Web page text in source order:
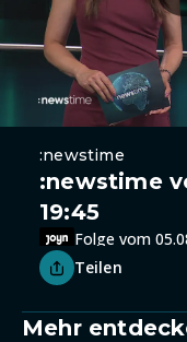
:newstime
:newstime
19:45
Folge vom
Teilen
Mehr